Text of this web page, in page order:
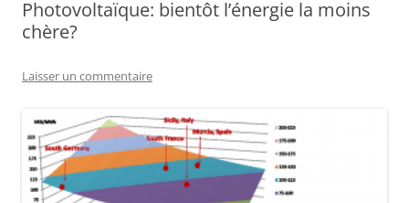
Photovoltaïque: bientôt l’énergie la moins
chère?
Laisser un commentaire